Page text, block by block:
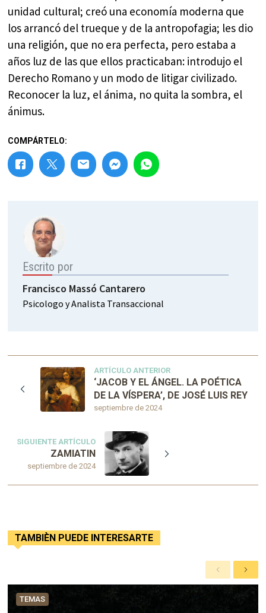
unidad cultural; creó una economía moderna que
los arrancó del trueque y de la antropofagia; les dio
una religión, que no era perfecta, pero estaba a
años luz de las que ellos practicaban: introdujo el
Derecho Romano y un modo de litigar civilizado.
Reconocer la luz, el ánima, no quita la sombra, el
ánimus.
COMPÁRTELO:
Escrito por
Francisco Massó Cantarero
Psicologo y Analista Transaccional
ARTÍCULO ANTERIOR
septiembre de 2024
‘JACOB Y EL ÁNGEL. LA POÉTICA
DE LA VÍSPERA’, DE JOSÉ LUIS REY
SIGUIENTE ARTÍCULO
septiembre de 2024
ZAMIATIN
TAMBIÈN PUEDE INTERESARTE
A
n
S
i
TEMAS